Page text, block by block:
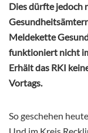
Dies dürfte jedoch
Meldekette
funktioniert nicht
Erhält das RKI
Vortags.
So geschehen